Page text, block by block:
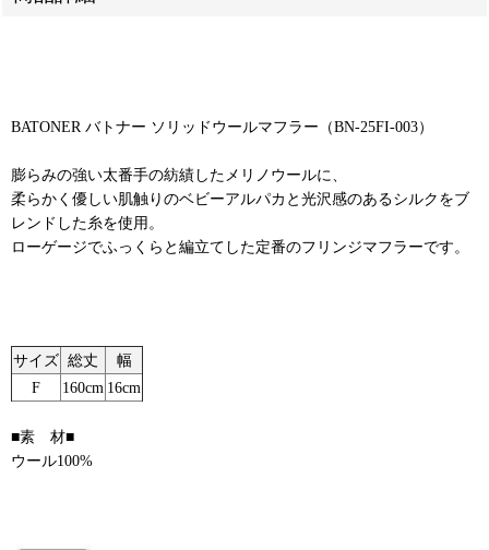
BATONER バトナー ソリッドウールマフラー（BN-25FI-003）
膨らみの強い太番手の紡績したメリノウールに、
柔らかく優しい肌触りのベビーアルパカと光沢感のあるシルクをブ
レンドした糸を使用。
ローゲージでふっくらと編立てした定番のフリンジマフラーです。
サイズ 総丈
幅
F
160cm 16cm
■素 材■
ウール100%